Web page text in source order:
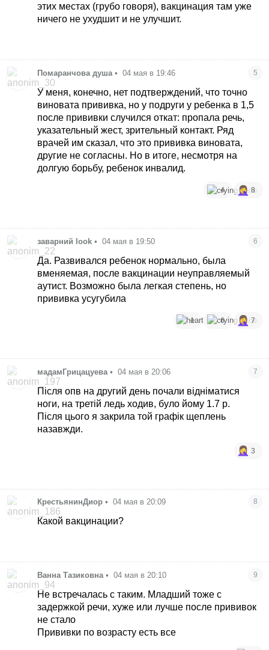
этих местах (грубо говоря), вакцинация там уже
ничего не ухудшит и не улучшит.
Помаранчова душа • 04 мая в 19:46 5
У меня, конечно, нет подтверждений, что точно
виновата прививка, но у подруги у ребенка в 1,5
после прививки случился откат: пропала речь,
указательный жест, зрительный контакт. Ряд
врачей им сказал, что это прививка виновата,
другие не согласны. Но в итоге, несмотря на
долгую борьбу, ребенок инвалид.
4 8
заварний look • 04 мая в 19:50 6
Да. Развивался ребенок нормально, была
вменяемая, после вакцинации неуправляемый
аутист. Возможно была легкая степень, но
прививка усугубила
1 6 7
мадамГрицацуева • 04 мая в 20:06 7
Після опв на другий день почали відніматися
ноги, на третій ледь ходив, було йому 1.7 р.
Після цього я закрила той графік щеплень
назавжди.
3
КрестьянинДиор • 04 мая в 20:09 8
Какой вакцинации?
Ванна Тазиковна • 04 мая в 20:10 9
Не встречалась с таким. Младший тоже с
задержкой речи, хуже или лучше после прививок
не стало
Прививки по возрасту есть все